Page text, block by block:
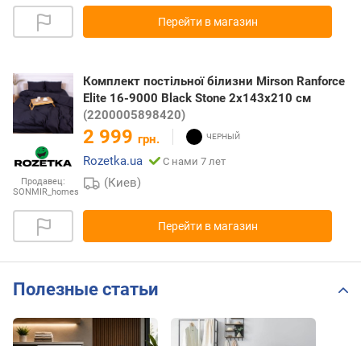
Перейти в магазин
Продавец:
SONMIR_homes
Комплект постільної білизни Mirson Ranforce
Elite 16-9000 Black Stone 2х143х210 см
(2200005898420)
2 999 грн.
Rozetka.ua
С нами 7 лет
(Киев)
Перейти в магазин
Полезные статьи